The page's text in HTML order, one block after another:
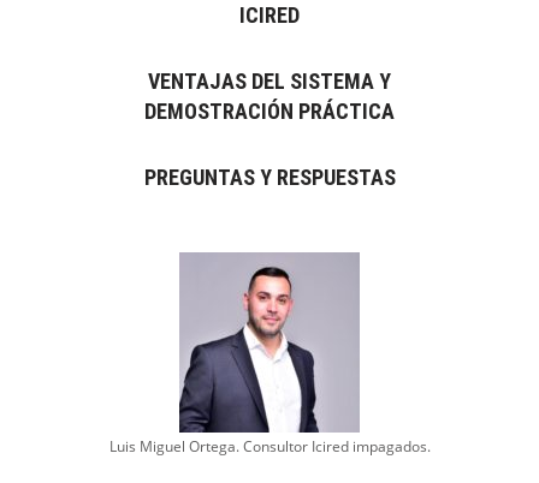
ICIRED
VENTAJAS DEL SISTEMA Y
DEMOSTRACIÓN PRÁCTICA
PREGUNTAS Y RESPUESTAS
Luis Miguel Ortega. Consultor Icired impagados.